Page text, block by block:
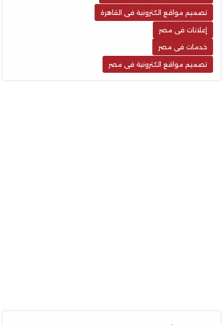
تصميم مواقع الكترونية فى القاهرة
إعلانات فى مصر
خدمات فى مصر
تصميم مواقع الكترونية فى مصر